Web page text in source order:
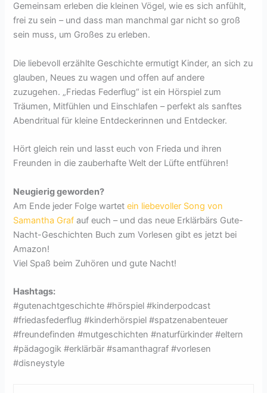
Gemeinsam erleben die kleinen Vögel, wie es sich anfühlt,
frei zu sein – und dass man manchmal gar nicht so groß
sein muss, um Großes zu erleben.
Die liebevoll erzählte Geschichte ermutigt Kinder, an sich zu
glauben, Neues zu wagen und offen auf andere
zuzugehen. „Friedas Federflug“ ist ein Hörspiel zum
Träumen, Mitfühlen und Einschlafen – perfekt als sanftes
Abendritual für kleine Entdeckerinnen und Entdecker.
Hört gleich rein und lasst euch von Frieda und ihren
Freunden in die zauberhafte Welt der Lüfte entführen!
Neugierig geworden?
Am Ende jeder Folge wartetein liebevoller Song von
Samantha Graf auf euch – und das neue Erklärbärs Gute-
Nacht-Geschichten Buch zum Vorlesen gibt es jetzt bei
Amazon!
Viel Spaß beim Zuhören und gute Nacht!
Hashtags:
#gutenachtgeschichte #hörspiel #kinderpodcast
#friedasfederflug #kinderhörspiel #spatzenabenteuer
#freundefinden #mutgeschichten #naturfürkinder #eltern
#pädagogik #erklärbär #samanthagraf #vorlesen
#disneystyle